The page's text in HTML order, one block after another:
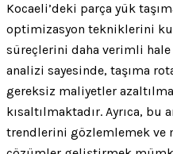
Kocaeli’deki parça yük
optimizasyon tekniklerini
süreçlerini daha verimli
analizi sayesinde, taşıma
gereksiz maliyetler
kısaltılmaktadır. Ayrıca, bu
trendlerini gözlemlemek ve